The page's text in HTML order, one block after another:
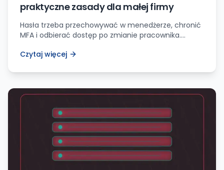
praktyczne zasady dla małej firmy
Hasła trzeba przechowywać w menedżerze, chronić
MFA i odbierać dostęp po zmianie pracownika.
Czytaj więcej